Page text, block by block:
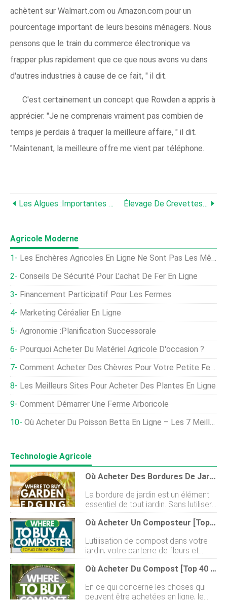
achètent sur Walmart.com ou Amazon.com pour un
pourcentage important de leurs besoins ménagers. Nous
pensons que le train du commerce électronique va
frapper plus rapidement que ce que nous avons vu dans
d'autres industries à cause de ce fait, " il dit.
C'est certainement un concept que Rowden a appris à
apprécier. "Je ne comprenais vraiment pas combien de
temps je perdais à traquer la meilleure affaire, " il dit.
"Maintenant, la meilleure offre me vient par téléphone.
Les Algues :importantes Pour L'alimentation Élevage De Crevettes En Intérieur
Agricole Moderne
Les Enchères Agricoles En Ligne Ne Sont Pas Les Mêmes
Conseils De Sécurité Pour L'achat De Fer En Ligne
Financement Participatif Pour Les Fermes
Marketing Céréalier En Ligne
Agronomie :Planification Successorale
Pourquoi Acheter Du Matériel Agricole D'occasion ?
Comment Acheter Des Chèvres Pour Votre Petite Ferme
Les Meilleurs Sites Pour Acheter Des Plantes En Ligne
Comment Démarrer Une Ferme Arboricole
Où Acheter Du Poisson Betta En Ligne – Les 7 Meilleurs
Technologie Agricole
Où Acheter Des Bordures De Jardin [Top 30 Des Magasins En Ligne]
La bordure de jardin est un élément
essentiel de tout jardin. Sans lutiliser,
votre jardin pourrait rapidement se
déchaîner et perdre toute sa forme.
votre jardin une apparence soignée,
une valeur ajoutée à la propriété et
des lignes épurées pour lesthétique
et la facilité de tonte et de bordure.
Lachat en ligne de bordures de jardin
rend le processus beaucoup plus
Où Acheter Un Composteur [Top 40 Des Magasins En Ligne]
Lutilisation de compost dans votre
jardin, votre parterre de fleurs et
dautres zones de votre paysage est
un excellent moyen de donner à vos
besoin sans utiliser dengrais
chimiques agressifs. Cest une façon
Où Acheter Du Compost [Top 40 Des Magasins En Ligne]
En ce qui concerne les choses qui
peuvent être achetées en ligne, le